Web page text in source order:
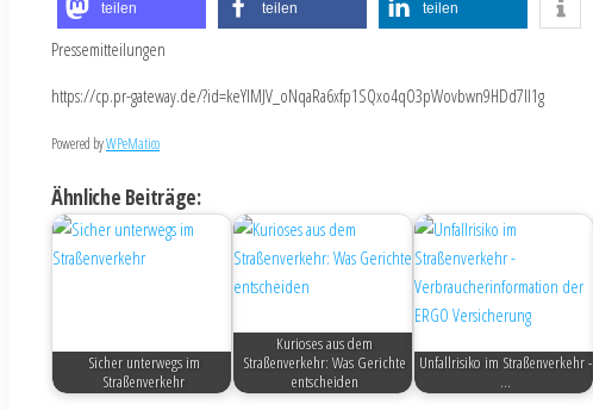
teilen teilen teilen
Pressemitteilungen
https://cp.pr-gateway.de/?id=keYlMJV_oNqaRa6xfp1SQxo4qO3pWovbwn9HDd7Il1g
Powered byWPeMatico
Ähnliche Beiträge:
Sicher unterwegs im
Straßenverkehr
Kurioses aus dem
Straßenverkehr: Was Gerichte
entscheiden
Unfallrisiko im Straßenverkehr -
…